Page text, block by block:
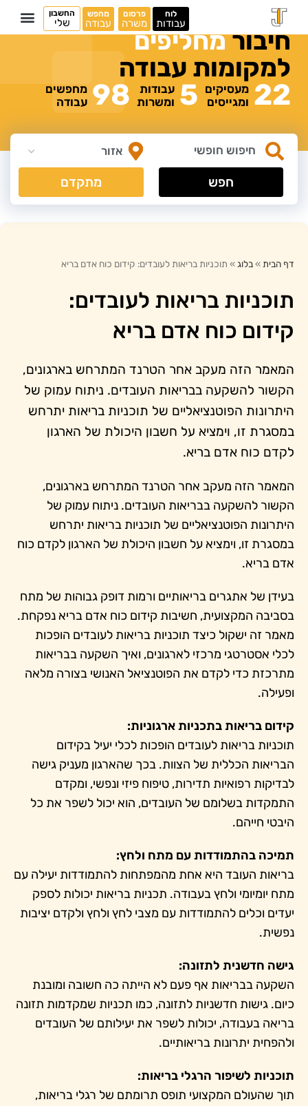
לוח
עבודות
פרסום
משרה
מחפש
עבודה
החשבון
שלי
חיבורמחליפים
למקומות עבודה
22 מעסיקים
ומגייסים
5 עבודות
ומשרות 98 מחפשים
עבודה
חפש מתקדם
דף הבית »בלוג » תוכניות בריאות לעובדים: קידום כוח אדם בריא
תוכניות בריאות לעובדים:
קידום כוח אדם בריא
המאמר הזה מעקב אחר הטרנד המתרחש בארגונים,
הקשור להשקעה בבריאות העובדים. ניתוח עמוק של
היתרונות הפוטנציאליים של תוכניות בריאות יתרחש
במסגרת זו, וימציא על חשבון היכולת של הארגון
לקדם כוח אדם בריא.
המאמר הזה מעקב אחר הטרנד המתרחש בארגונים,
הקשור להשקעה בבריאות העובדים. ניתוח עמוק של
היתרונות הפוטנציאליים של תוכניות בריאות יתרחש
במסגרת זו, וימציא על חשבון היכולת של הארגון לקדם כוח
אדם בריא.
בעידן של אתגרים בריאותיים ורמות דופק גבוהות של מתח
בסביבה המקצועית, חשיבות קידום כוח אדם בריא נפקחת.
מאמר זה ישקול כיצד תוכניות בריאות לעובדים הופכות
לכלי אסטרטגי מרכזי לארגונים, ואיך השקעה בבריאות
מתרכזת כדי לקדם את הפוטנציאל האנושי בצורה מלאה
ופעילה.
קידום בריאות בתכניות ארגוניות:
תוכניות בריאות לעובדים הופכות לכלי יעיל בקידום
הבריאות הכללית של הצוות. בכך שהארגון מעניק גישה
לבדיקות רפואיות תדירות, טיפוח פיזי ונפשי, ומקדם
התמקדות בשלומם של העובדים, הוא יכול לשפר את כל
היבטי חייהם.
תמיכה בהתמודדות עם מתח ולחץ:
בריאות העובד היא אחת מהמפתחות להתמודדות יעילה עם
מתח יומיומי ולחץ בעבודה. תכניות בריאות יכולות לספק
יעדים וכלים להתמודדות עם מצבי לחץ ולחץ ולקדם יציבות
נפשית.
גישה חדשנית לתזונה:
השקעה בבריאות אף פעם לא הייתה כה חשובה ומובנת
כיום. גישות חדשניות לתזונה, כמו תכניות שמקדמות תזונה
בריאה בעבודה, יכולות לשפר את יעילותם של העובדים
ולהפחית יתרונות בריאותיים.
תוכניות לשיפור הרגלי בריאות:
תוך שהעולם המקצועי תופס תרומתם של רגלי בריאות,